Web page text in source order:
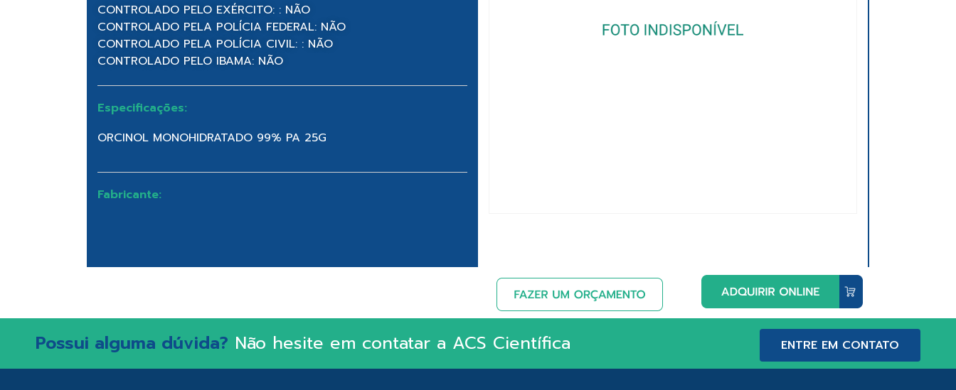
CONTROLADO PELO EXÉRCITO: : NÃO
CONTROLADO PELA POLÍCIA FEDERAL: NÃO
CONTROLADO PELA POLÍCIA CIVIL: : NÃO
CONTROLADO PELO IBAMA: NÃO
Especificações:
ORCINOL MONOHIDRATADO 99% PA 25G
Fabricante:
Possui alguma dúvida? Não hesite em contatar a ACS Científica ENTRE EM CONTATO